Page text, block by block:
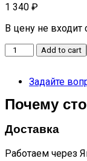
1 340 ₽
В цену не входит
Решетка
переднего
нижняя
quantity
Add to cart
Задайте
Почему
Доставка
Работаем через